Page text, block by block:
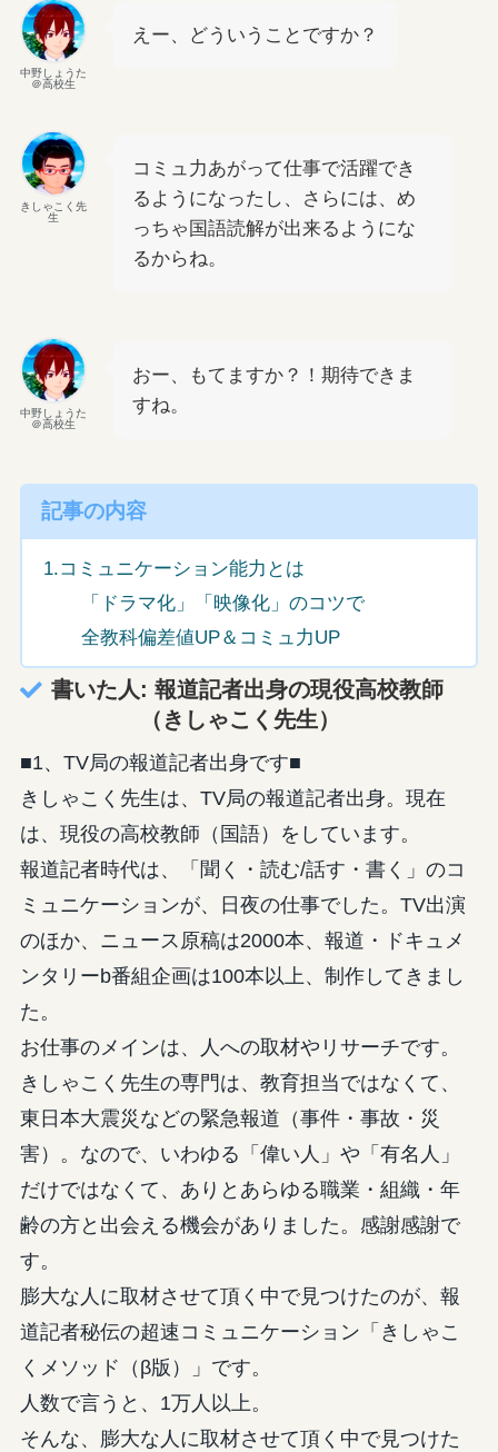
中野しょうた
＠高校生
えー、どういうことですか？
きしゃこく先
生
コミュ力あがって仕事で活躍でき
るようになったし、さらには、め
っちゃ国語読解が出来るようにな
るからね。
中野しょうた
＠高校生
おー、もてますか？！期待できま
すね。
記事の内容
1.コミュニケーション能力とは
「ドラマ化」「映像化」のコツで
全教科偏差値UP＆コミュ力UP
書いた人: 報道記者出身の現役高校教師
（きしゃこく先生）
■1、TV局の報道記者出身です■
きしゃこく先生は、TV局の報道記者出身。現在
は、現役の高校教師（国語）をしています。
報道記者時代は、「聞く・読む/話す・書く」のコ
ミュニケーションが、日夜の仕事でした。TV出演
のほか、ニュース原稿は2000本、報道・ドキュメ
ンタリーb番組企画は100本以上、制作してきまし
た。
お仕事のメインは、人への取材やリサーチです。
きしゃこく先生の専門は、教育担当ではなくて、
東日本大震災などの緊急報道（事件・事故・災
害）。なので、いわゆる「偉い人」や「有名人」
だけではなくて、ありとあらゆる職業・組織・年
齢の方と出会える機会がありました。感謝感謝で
す。
膨大な人に取材させて頂く中で見つけたのが、報
道記者秘伝の超速コミュニケーション「きしゃこ
くメソッド（β版）」です。
人数で言うと、1万人以上。
そんな、膨大な人に取材させて頂く中で見つけた